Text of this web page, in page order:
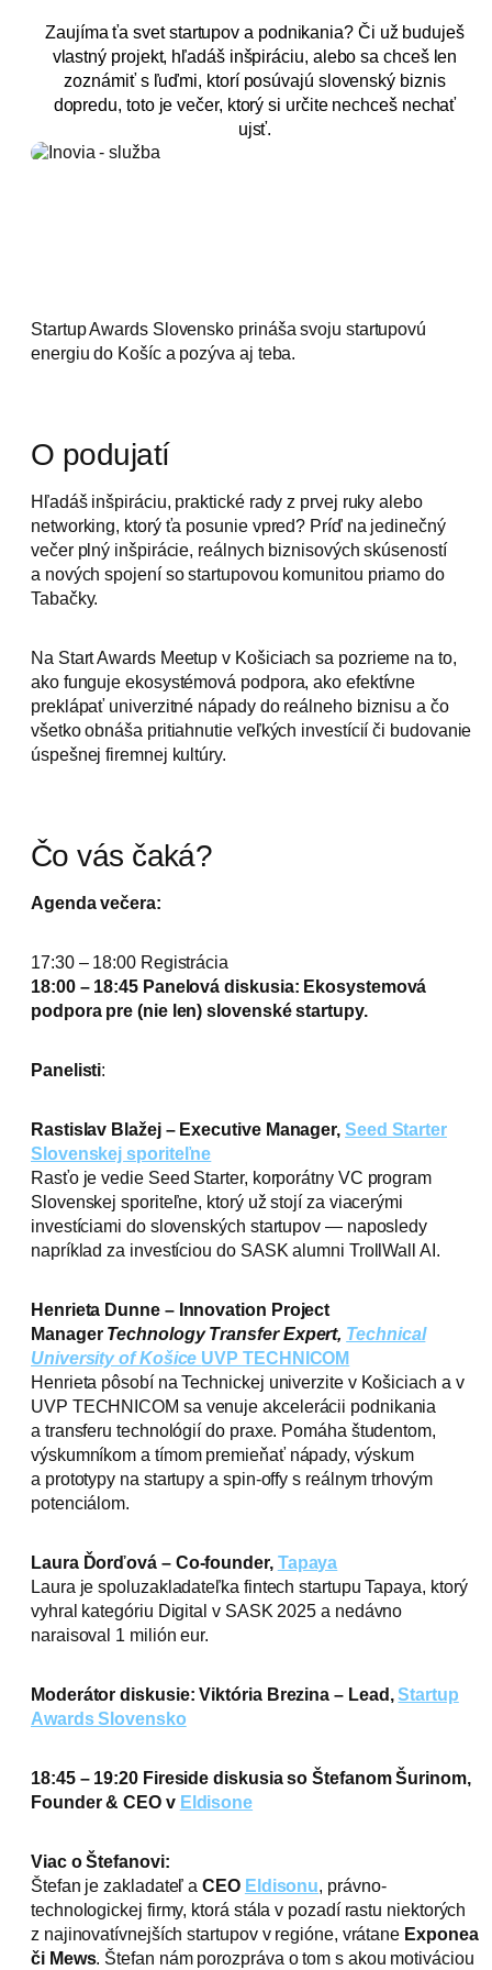
Zaujíma ťa svet startupov a podnikania? Či už buduješ
vlastný projekt, hľadáš inšpiráciu, alebo sa chceš len
zoznámiť s ľuďmi, ktorí posúvajú slovenský biznis
dopredu, toto je večer, ktorý si určite nechceš nechať
ujsť.
Startup Awards Slovensko prináša svoju startupovú
energiu do Košíc a pozýva aj teba.
O podujatí
Hľadáš inšpiráciu, praktické rady z prvej ruky alebo
networking, ktorý ťa posunie vpred? Príď na jedinečný
večer plný inšpirácie, reálnych biznisových skúseností
a nových spojení so startupovou komunitou priamo do
Tabačky.
Na Start Awards Meetup v Košiciach sa pozrieme na to,
ako funguje ekosystémová podpora, ako efektívne
preklápať univerzitné nápady do reálneho biznisu a čo
všetko obnáša pritiahnutie veľkých investícií či budovanie
úspešnej firemnej kultúry.
Čo vás čaká?
Agenda večera:
​17:30 – 18:00 Registrácia
18:00 – 18:45 Panelová diskusia: Ekosystemová
podpora pre (nie len) slovenské startupy.
Panelisti:
Rastislav Blažej – Executive Manager, Seed Starter
Slovenskej sporiteľne
Rasťo je vedie Seed Starter, korporátny VC program
Slovenskej sporiteľne, ktorý už stojí za viacerými
investíciami do slovenských startupov — naposledy
napríklad za investíciou do SASK alumni TrollWall AI.
Henrieta Dunne – Innovation Project
ManagerTechnology Transfer Expert, Technical
University of Košice UVP TECHNICOM
Henrieta pôsobí na Technickej univerzite v Košiciach a v
UVP TECHNICOM sa venuje akcelerácii podnikania
a transferu technológií do praxe. Pomáha študentom,
výskumníkom a tímom premieňať nápady, výskum
a prototypy na startupy a spin-offy s reálnym trhovým
potenciálom.
Laura Ďorďová – Co-founder, Tapaya
Laura je spoluzakladateľka fintech startupu Tapaya, ktorý
vyhral kategóriu Digital v SASK 2025 a nedávno
naraisoval 1 milión eur.
Moderátor diskusie: Viktória Brezina – Lead,Startup
Awards Slovensko
18:45 – 19:20 Fireside diskusia so Štefanom Šurinom,
Founder & CEO v Eldisone
Viac o Štefanovi:
Štefan je zakladateľ aCEO Eldisonu, právno-
technologickej firmy, ktorá stála v pozadí rastu niektorých
z najinovatívnejších startupov v regióne, vrátane Exponea
či Mews. Štefan nám porozpráva o tom s akou motiváciou